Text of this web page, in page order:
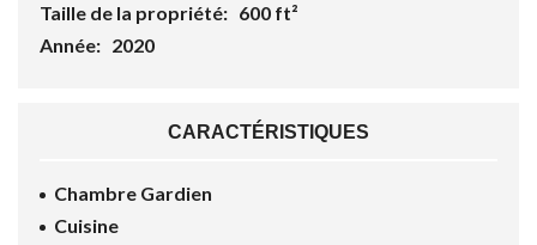
Taille de la propriété: 600 ft²
Année: 2020
CARACTÉRISTIQUES
Chambre Gardien
Cuisine